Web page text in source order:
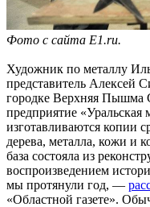
Фото с сайта E1.ru.
Художник по металлу
представитель Алексей
городке Верхняя Пышма
предприятие «Уральская
изготавливаются копии
дерева, металла, кожи и
база состояла из
воспроизведением
мы протянули год, —
«Областной газете».